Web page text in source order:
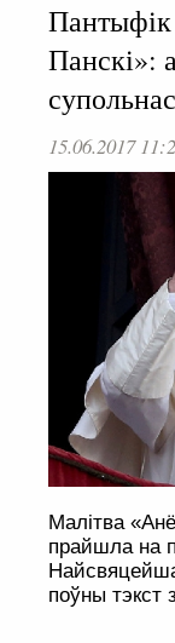
Панскі»:
15.06.2017
Малітва
прайшла на
поўны тэкст